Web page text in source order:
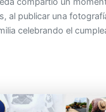
al publicar una
celebrando el